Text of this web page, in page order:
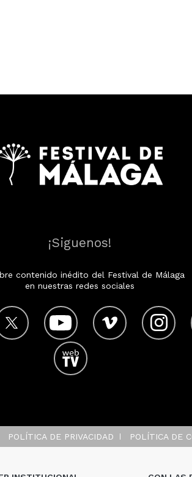
¡Siguenos!
contenido inédito del Festival de Málaga
en nuestras redes sociales
POLÍTICA DE PRIVACIDAD POLÍTICA DE